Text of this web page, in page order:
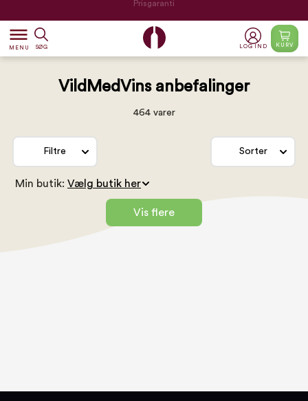
dehaze
MENU SØG LOG IND KURV
VildMedVins anbefalinger
464 varer
Filtre Sorter
Min butik:
Vis flere